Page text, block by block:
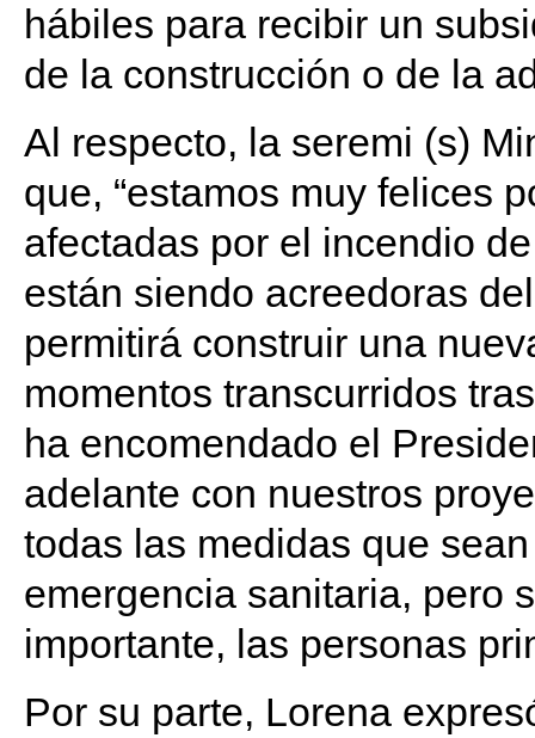
hábiles para recibir un
de la construcción o de la
Al respecto, la seremi (s)
que, “estamos muy felices
afectadas por el incendio
están siendo acreedoras
permitirá construir una
momentos transcurridos
ha encomendado el
adelante con nuestros
todas las medidas que
emergencia sanitaria, pero
importante, las personas
Por su parte, Lorena